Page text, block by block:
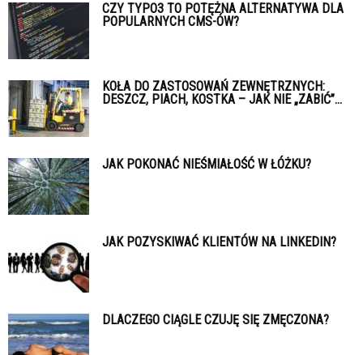
CZY TYPO3 TO POTĘŻNA ALTERNATYWA DLA
POPULARNYCH CMS-ÓW?
KOŁA DO ZASTOSOWAŃ ZEWNĘTRZNYCH:
DESZCZ, PIACH, KOSTKA – JAK NIE „ZABIĆ”...
JAK POKONAĆ NIEŚMIAŁOŚĆ W ŁÓŻKU?
JAK POZYSKIWAĆ KLIENTÓW NA LINKEDIN?
DLACZEGO CIĄGLE CZUJĘ SIĘ ZMĘCZONA?